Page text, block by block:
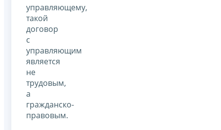
управляющему,
такой
договор
с
управляющим
является
не
трудовым,
а
гражданско-
правовым.